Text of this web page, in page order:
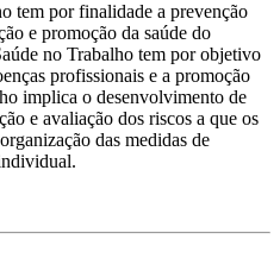
tem por finalidade a prevenção
e promoção da saúde do
no Trabalho tem por objetivo
profissionais e a promoção
implica o desenvolvimento de
e avaliação dos riscos a que os
das medidas de